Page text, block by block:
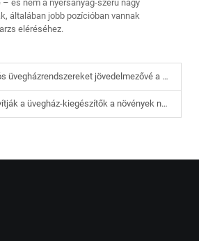
és nem a nyersanyag-szerű nagy
általában jobb pozícióban vannak
eléréséhez.
jövedelmezővé a gazdák számára?
a üvegház-kiegészítők a növények növekedését?